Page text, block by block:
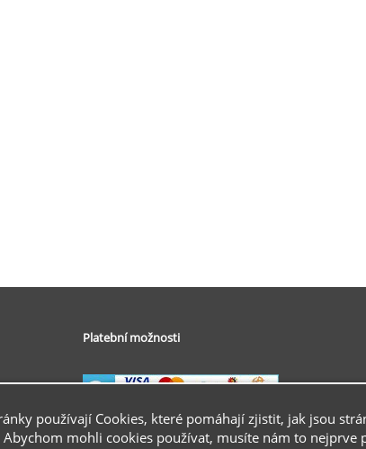
Platební možnosti
používají Cookies, které pomáhají zjistit, jak jsou
Abychom mohli cookies používat, musíte nám to nejprve